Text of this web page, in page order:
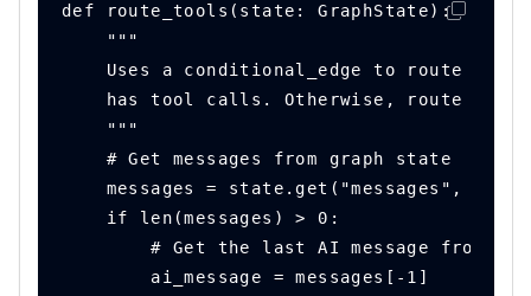
def route_tools(state: GraphState):
    """
Uses a conditional_edge to route to
has tool calls. Otherwise, route to
    """
    # Get messages from graph state
    messages = state.get("messages", [])
    if len(messages) > 0:
# Get the last AI message from
        ai_message = messages[-1]